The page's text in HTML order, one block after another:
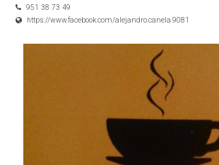
951 38 73 49
https://www.facebook.com/alejandro.canela.9081